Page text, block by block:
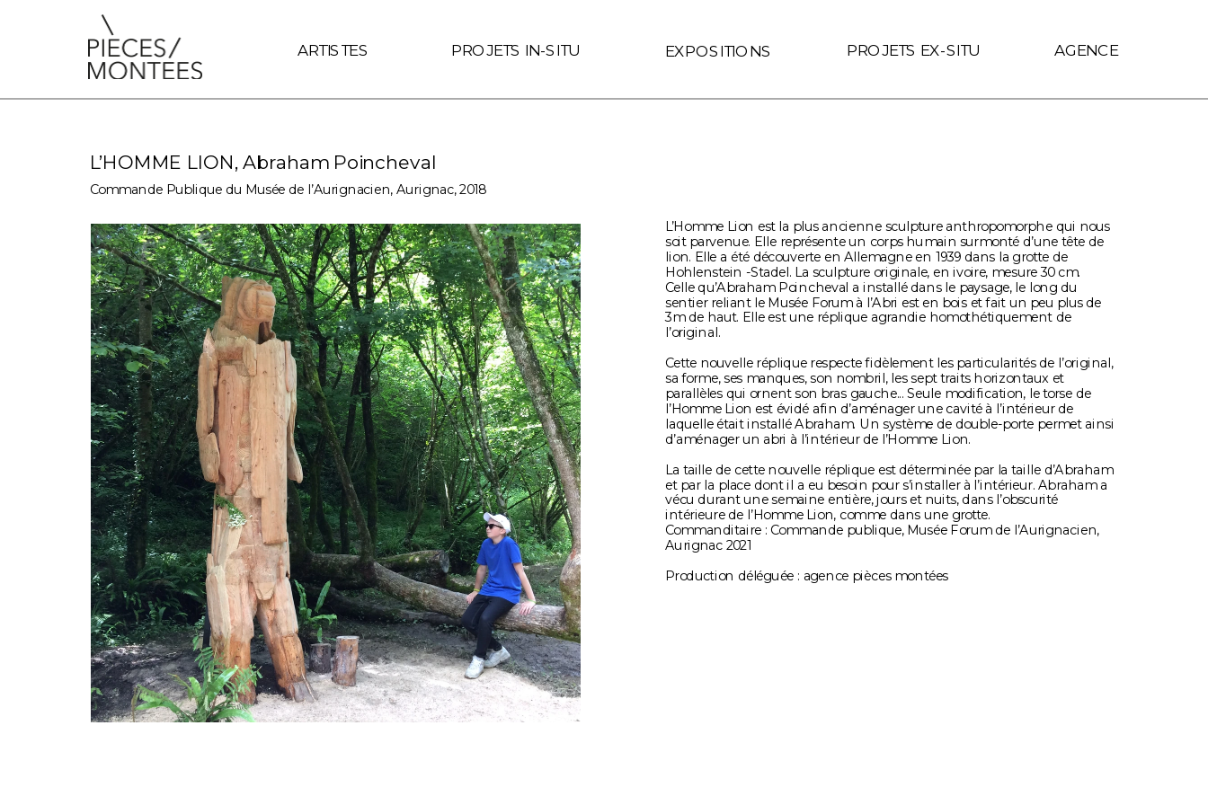
L’HOMME LION, Abraham Poincheval
Commande Publique du Musée de l’Aurignacien, Aurignac, 2018
L’Homme Lion est la plus ancienne sculpture anthropomorphe qui nous
soit parvenue. Elle représente un corps humain surmonté d’une tête de
lion. Elle a été découverte en Allemagne en 1939 dans la grotte de
Hohlenstein -Stadel. La sculpture originale, en ivoire, mesure 30 cm.
Celle qu’Abraham Poincheval a installé dans le paysage, le long du
sentier reliant le Musée Forum à l’Abri est en bois et fait un peu plus de
3m de haut. Elle est une réplique agrandie homothétiquement de
l’original.
Cette nouvelle réplique respecte fidèlement les particularités de l’original,
sa forme, ses manques, son nombril, les sept traits horizontaux et
parallèles qui ornent son bras gauche... Seule modification, le torse de
l’Homme Lion est évidé afin d’aménager une cavité à l’intérieur de
laquelle était installé Abraham. Un système de double-porte permet ainsi
d’aménager un abri à l’intérieur de l’Homme Lion.
La taille de cette nouvelle réplique est déterminée par la taille d’Abraham
et par la place dont il a eu besoin pour s’installer à l’intérieur. Abraham a
vécu durant une semaine entière, jours et nuits, dans l’obscurité
intérieure de l’Homme Lion, comme dans une grotte.
Commanditaire : Commande publique, Musée Forum de l’Aurignacien,
Aurignac 2021
Production déléguée : agence pièces montées
ARTISTES PROJETS IN-SITU EXPOSITIONS PROJETS EX-SITU AGENCE